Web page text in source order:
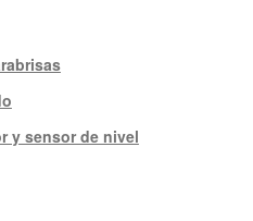
y sensor de nivel